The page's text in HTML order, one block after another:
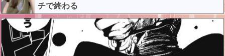
チで終わる